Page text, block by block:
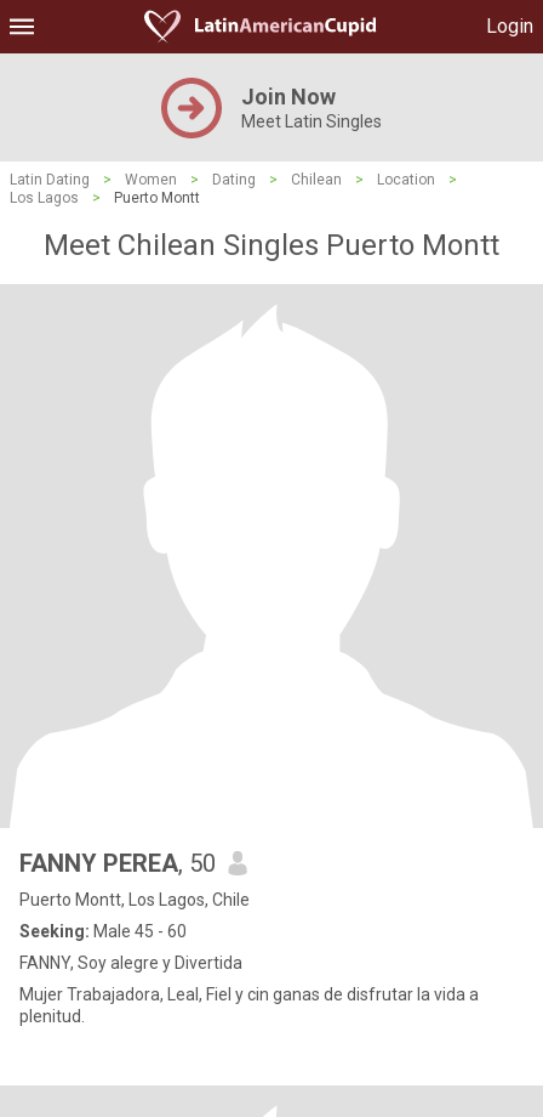
Login
Join Now
Meet Latin Singles
Latin Dating > Women > Dating > Chilean > Location
>
Los Lagos
> Puerto Montt
Meet Chilean Singles Puerto Montt
FANNY PEREA, 50
Puerto Montt, Los Lagos, Chile
Seeking: Male 45 - 60
FANNY, Soy alegre y Divertida
Mujer Trabajadora, Leal, Fiel y cin ganas de disfrutar la vida a
plenitud.